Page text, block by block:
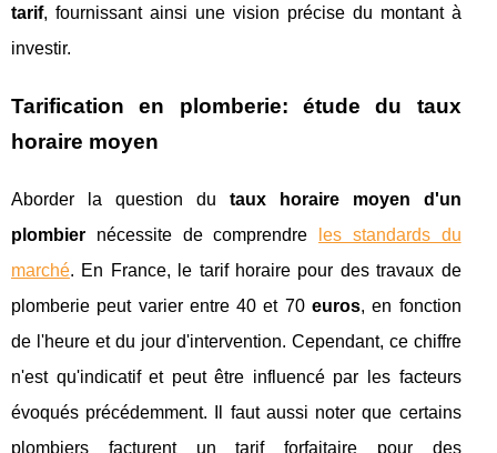
tarif, fournissant ainsi une vision précise du montant à
investir.
Tarification en plomberie: étude du taux
horaire moyen
Aborder la question du taux horaire moyen d'un
plombier nécessite de comprendre
les standards du
marché. En France, le tarif horaire pour des travaux de
plomberie peut varier entre 40 et 70euros, en fonction
de l'heure et du jour d'intervention. Cependant, ce chiffre
n'est qu'indicatif et peut être influencé par les facteurs
évoqués précédemment. Il faut aussi noter que certains
plombiers facturent un tarif forfaitaire pour des